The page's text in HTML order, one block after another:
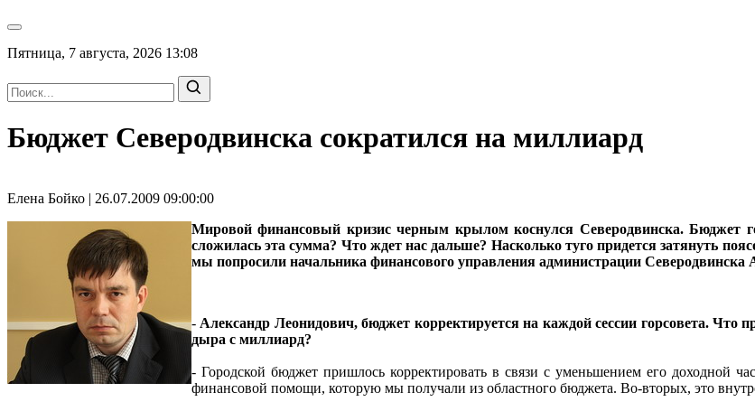
Пятница, 7 августа, 2026 13:08
Бюджет Северодвинска сократился на миллиард
Елена Бойко | 26.07.2009 09:00:00
Мировой финансовый кризис черным крылом коснулся Северодвинска. Бюджет
сложилась эта сумма? Что ждет нас дальше? Насколько туго придется затянуть
мы попросили начальника финансового управления администрации
- Александр Леонидович, бюджет корректируется на каждой сессии горсовета.
дыра с миллиард?
- Городской бюджет пришлось корректировать в связи с уменьшением его доходной
финансовой помощи, которую мы получали из областного бюджета. Во-вторых, это